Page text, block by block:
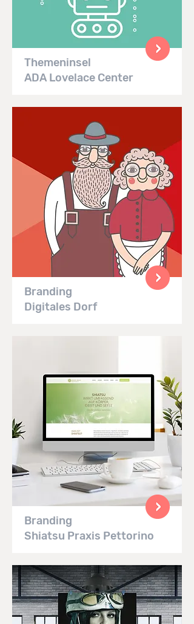
Themeninsel
ADA Lovelace Center
Branding
Digitales Dorf
Branding
Shiatsu Praxis Pettorino